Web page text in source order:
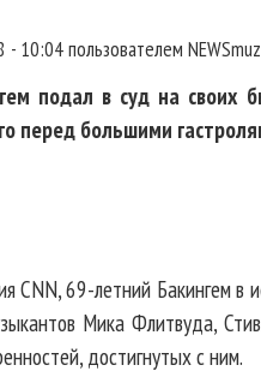
- 10:04пользователем
подал в суд на своих
перед большими
CNN, 69-летний Бакингем
Мика Флитвуда,
достигнутых с ним.